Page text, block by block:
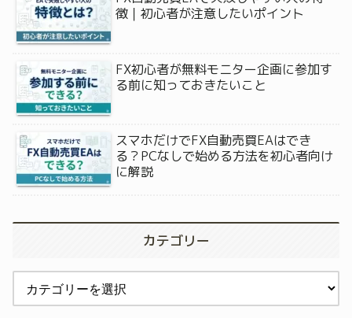
徴｜初心者が注意したいポイント
FX初心者が無料モニター企画に参加す
る前に知っておきたいこと
スマホだけでFX自動売買EAはでき
る？PCなしで始める方法を初心者向け
に解説
カテゴリー